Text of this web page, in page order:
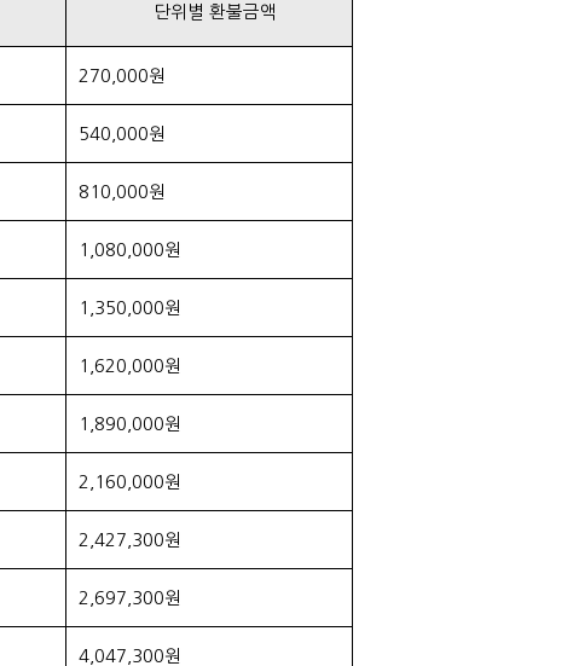
단위별 환불금액
270,000원
540,000원
810,000원
1,080,000원
1,350,000원
1,620,000원
1,890,000원
2,160,000원
2,427,300원
2,697,300원
4,047,300원